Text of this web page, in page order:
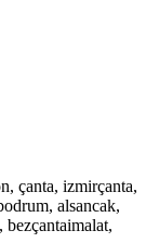
çanta, izmirçanta,
alsancak,
bezçantaimalat,